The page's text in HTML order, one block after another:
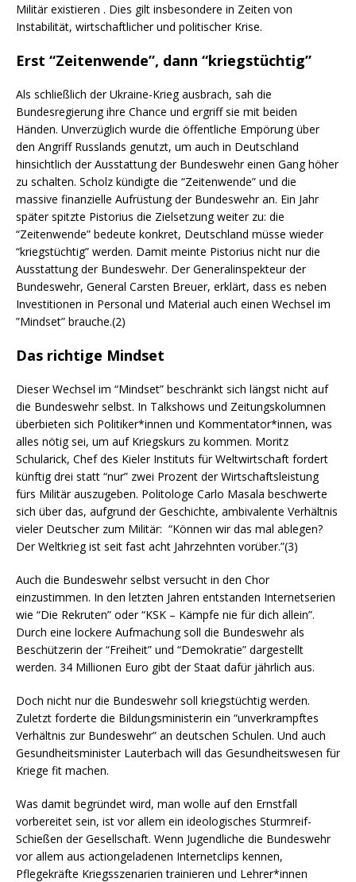
Militär existieren . Dies gilt insbesondere in Zeiten von
Instabilität, wirtschaftlicher und politischer Krise.
Erst “Zeitenwende”, dann “kriegstüchtig”
Als schließlich der Ukraine-Krieg ausbrach, sah die
Bundesregierung ihre Chance und ergriff sie mit beiden
Händen. Unverzüglich wurde die öffentliche Empörung über
den Angriff Russlands genutzt, um auch in Deutschland
hinsichtlich der Ausstattung der Bundeswehr einen Gang höher
zu schalten. Scholz kündigte die “Zeitenwende” und die
massive finanzielle Aufrüstung der Bundeswehr an. Ein Jahr
später spitzte Pistorius die Zielsetzung weiter zu: die
“Zeitenwende” bedeute konkret, Deutschland müsse wieder
“kriegstüchtig” werden. Damit meinte Pistorius nicht nur die
Ausstattung der Bundeswehr. Der Generalinspekteur der
Bundeswehr, General Carsten Breuer, erklärt, dass es neben
Investitionen in Personal und Material auch einen Wechsel im
”Mindset” brauche.(2)
Das richtige Mindset
Dieser Wechsel im “Mindset” beschränkt sich längst nicht auf
die Bundeswehr selbst. In Talkshows und Zeitungskolumnen
überbieten sich Politiker*innen und Kommentator*innen, was
alles nötig sei, um auf Kriegskurs zu kommen. Moritz
Schularick, Chef des Kieler Instituts für Weltwirtschaft fordert
künftig drei statt “nur” zwei Prozent der Wirtschaftsleistung
fürs Militär auszugeben. Politologe Carlo Masala beschwerte
sich über das, aufgrund der Geschichte, ambivalente Verhältnis
vieler Deutscher zum Militär: “Können wir das mal ablegen?
Der Weltkrieg ist seit fast acht Jahrzehnten vorüber.”(3)
Auch die Bundeswehr selbst versucht in den Chor
einzustimmen. In den letzten Jahren entstanden Internetserien
wie “Die Rekruten” oder “KSK – Kämpfe nie für dich allein”.
Durch eine lockere Aufmachung soll die Bundeswehr als
Beschützerin der “Freiheit” und “Demokratie” dargestellt
werden. 34 Millionen Euro gibt der Staat dafür jährlich aus.
Doch nicht nur die Bundeswehr soll kriegstüchtig werden.
Zuletzt forderte die Bildungsministerin ein “unverkrampftes
Verhältnis zur Bundeswehr” an deutschen Schulen. Und auch
Gesundheitsminister Lauterbach will das Gesundheitswesen für
Kriege fit machen.
Was damit begründet wird, man wolle auf den Ernstfall
vorbereitet sein, ist vor allem ein ideologisches Sturmreif-
Schießen der Gesellschaft. Wenn Jugendliche die Bundeswehr
vor allem aus actiongeladenen Internetclips kennen,
Pflegekräfte Kriegsszenarien trainieren und Lehrer*innen